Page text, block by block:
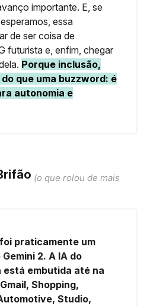
importante. E, se
essa
de ser coisa de
futurista e, enfim, chegar
Porque inclusão,
que uma buzzword: é
autonomia e
(o que rolou de mais
foi praticamente um
2. A IA do
está embutida até na
Shopping,
Studio,